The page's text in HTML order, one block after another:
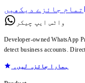
تمام جائزے دیکھیں
واٹس ایپ چیکر
Developer-owned WhatsApp
detect business accounts.
ہمارا جائزہ لیں۔